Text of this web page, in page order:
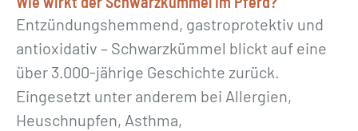
Entzündungshemmend, gastroprotektiv und
antioxidativ – Schwarzkümmel blickt auf eine
über 3.000-jährige Geschichte zurück.
Eingesetzt unter anderem bei Allergien,
Heuschnupfen, Asthma,